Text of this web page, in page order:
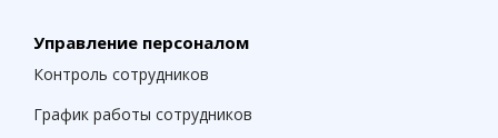
Управление персоналом
Контроль сотрудников
График работы сотрудников